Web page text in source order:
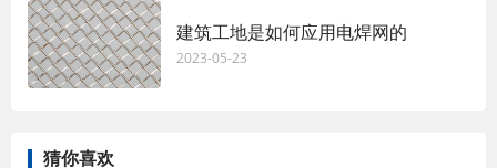
建筑工地是如何应用电焊网的
2023-05-23
猜你喜欢